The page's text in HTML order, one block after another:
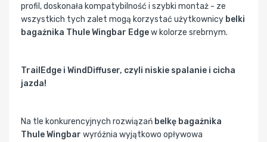
profil, doskonała kompatybilność i szybki montaż - ze
wszystkich tych zalet mogą korzystać użytkownicy belki
bagażnika Thule Wingbar Edgew kolorze srebrnym.
TrailEdge i WindDiffuser, czyli niskie spalanie i cicha
jazda!
Na tle konkurencyjnych rozwiązań belkę bagażnika
Thule Wingbar wyróżnia wyjątkowo opływowa